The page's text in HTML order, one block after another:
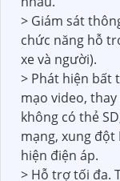
> Giám sát
chức năng hỗ
xe và người).
> Phát hiện bất
mạo video,
không có thẻ
mạng, xung
hiện điện áp.
> Hỗ trợ tối đa.